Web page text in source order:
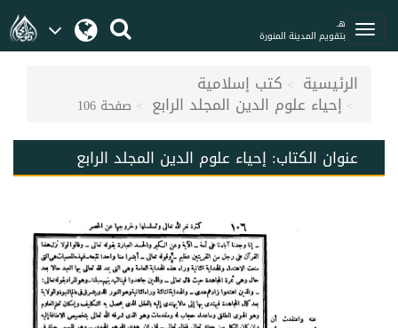
هـ
بتقويم المدينة المنورة
الرئيسية كتب إسلامية
إحياء علوم الدين المجلد الرابع صفحة 106
عنوان الكتاب: إحياء علوم الدين المجلد الرابع